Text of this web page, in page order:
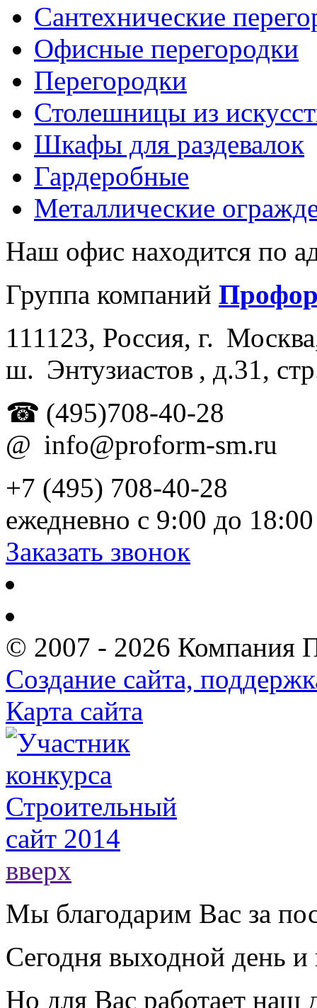
Сантехнические
Офисные перегородки
Перегородки
Столешницы из
Шкафы для раздевалок
Гардеробные
Металлические
Наш офис находится по
Группа компаний
111123, Россия, г. Москва
ш. Энтузиастов , д.31,
☎ (495)708-40-28
@ info@proform-sm.ru
+7 (495) 708-40-28
ежедневно с 9:00 до 18:00
Заказать звонок
© 2007 - 2026 Компания
Создание сайта,
Карта сайта
вверх
Мы благодарим Вас за
Сегодня выходной день
Но для Вас работает